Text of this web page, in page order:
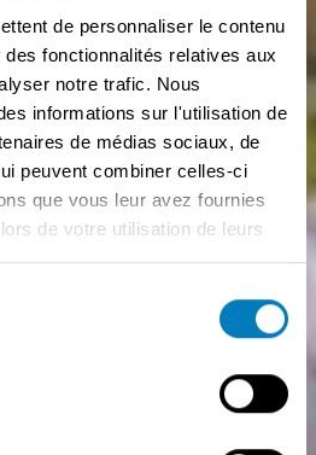
de personnaliser le contenu
fonctionnalités relatives aux
notre trafic. Nous
informations sur l'utilisation de
de médias sociaux, de
peuvent combiner celles-ci
que vous leur avez fournies
de votre utilisation de leurs